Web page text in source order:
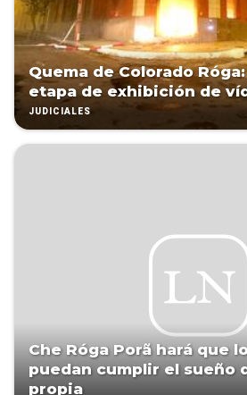
Quema de Colorado
etapa de exhibición de
JUDICIALES
Che Róga Porã hará que
puedan cumplir el sueño
propia